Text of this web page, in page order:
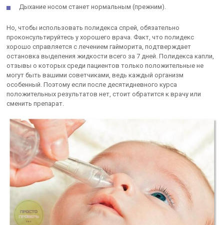
Дыхание носом станет нормальным (прежним).
Но, чтобы использовать полидекса спрей, обязательно
проконсультируйтесь у хорошего врача. Факт, что полидекс
хорошо справляется с лечением гайморита, подтверждает
остановка выделения жидкости всего за 7 дней. Полидекса капли,
отзывы о которых среди пациентов только положительные не
могут быть вашими советчиками, ведь каждый организм
особенный. Поэтому если после десятидневного курса
положительных результатов нет, стоит обратится к врачу или
сменить препарат.